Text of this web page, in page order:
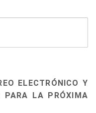
ELECTRÓNICO Y
PARA LA PRÓXIMA